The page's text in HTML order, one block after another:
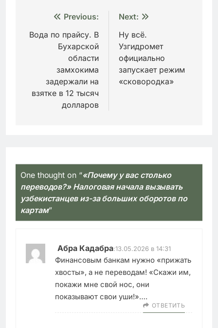
Навигация
по
записям
Previous:
Вода по прайсу. В
Бухарской
области
замхокима
задержали на
взятке в 12 тысяч
долларов
Next:
Ну всё.
Узгидромет
официально
запускает режим
«сковородка»
One thought on “«Почему у вас столько
переводов?» Налоговая начала вызывать
узбекистанцев из-за больших оборотов по
картам”
Абра Кадабра:13.05.2026 в 14:31
Финансовым банкам нужно «прижать
хвосты», а не переводам! «Скажи им,
покажи мне свой нос, они
показывают свои уши!»….
ОТВЕТИТЬ